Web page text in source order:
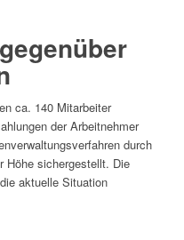
ca. 140 Mitarbeiter
der Arbeitnehmer
durch
Höhe sichergestellt. Die
aktuelle Situation